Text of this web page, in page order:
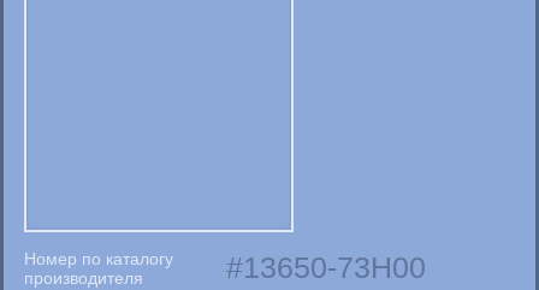
Номер по каталогу
производителя
13650-73H00